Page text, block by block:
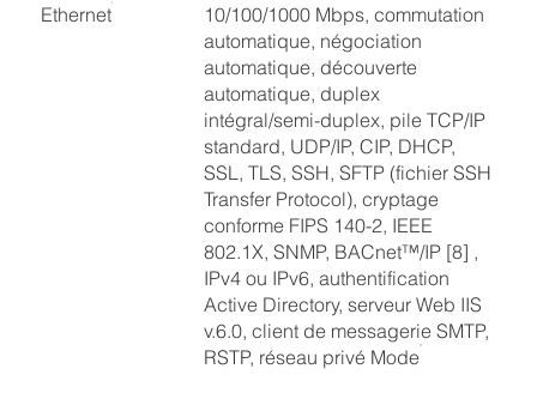
Ethernet
10/100/1000 Mbps, commutation
automatique, négociation
automatique, découverte
automatique, duplex
intégral/semi-duplex, pile TCP/IP
standard, UDP/IP, CIP, DHCP,
SSL, TLS, SSH, SFTP (fichier SSH
Transfer Protocol), cryptage
conforme FIPS 140-2, IEEE
802.1X, SNMP, BACnet™/IP [8] ,
IPv4 ou IPv6, authentification
Active Directory, serveur Web IIS
v.6.0, client de messagerie SMTP,
RSTP, réseau privé Mode